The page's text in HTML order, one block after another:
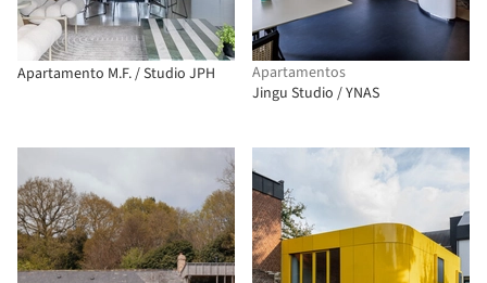
Apartamento M.F. / Studio JPH
Apartamentos
Jingu Studio / YNAS